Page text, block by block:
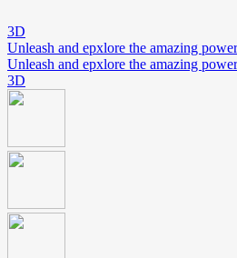
3D
Unleash and epxlore the amazing
Unleash and epxlore the amazing
3D